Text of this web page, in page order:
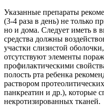
Указанные препараты
(3-4 раза в день) не только
но и дома. Следует иметь в
средства должны
участки слизистой
отсутствуют элементы
профилактическими
полость рта ребенка
раствором
панкреатин и др.), которые
некротизированных тканей.